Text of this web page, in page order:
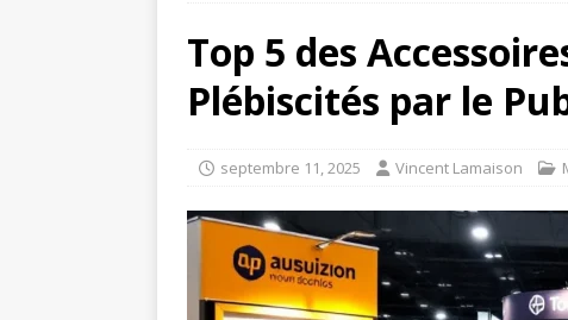
Top 5 des
Plébiscités par le
septembre 11, 2025 Vincent Lamaison